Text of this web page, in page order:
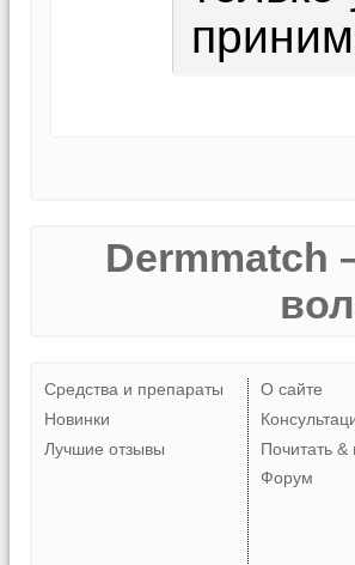
Dermmatch
Средства и препараты
Новинки
Лучшие отзывы
О сайте
Почитать &
Форум